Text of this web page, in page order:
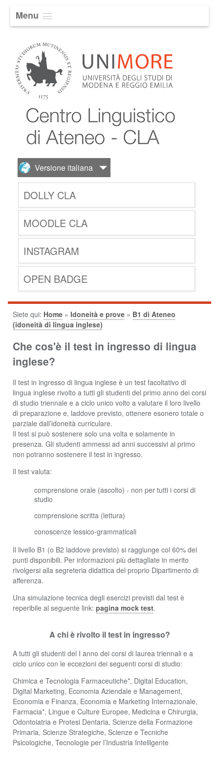
Menu
DOLLY CLA
MOODLE CLA
INSTAGRAM
OPEN BADGE
Siete qui: Home » Idoneità e prove » B1 di Ateneo
(idoneità di lingua inglese)
Che cos'è il test in ingresso di lingua
inglese?
Il test in ingresso di lingua inglese è un test facoltativo di
lingua inglese rivolto a tutti gli studenti del primo anno dei corsi
di studio triennale e a ciclo unico volto a valutare il loro livello
di preparazione e, laddove previsto, ottenere esonero totale o
parziale dall’idoneità curriculare.
Il test si può sostenere solo una volta e solamente in
presenza. Gli studenti ammessi ad anni successivi al primo
non potranno sostenere il test in ingresso.
Il test valuta:
comprensione orale (ascolto) - non per tutti i corsi di
studio
comprensione scritta (lettura)
conoscenze lessico-grammaticali
Il livello B1 (o B2 laddove previsto) si raggiunge col 60% dei
punti disponibili. Per informazioni più dettagliate in merito
rivolgersi alla segreteria didattica del proprio Dipartimento di
afferenza.
Una simulazione tecnica degli esercizi previsti dal test è
reperibile al seguente link: pagina mock test.
A chi è rivolto il test in ingresso?
A tutti gli studenti del I anno dei corsi di laurea triennali e a
ciclo unico con le eccezioni dei seguenti corsi di studio:
Chimica e Tecnologia Farmaceutiche*, Digital Education,
Digital Marketing, Economia Aziendale e Management,
Economia e Finanza, Economia e Marketing Internazionale,
Farmacia*, Lingue e Culture Europee, Medicina e Chirurgia,
Odontoiatria e Protesi Dentaria, Scienze della Formazione
Primaria, Scienze Strategiche, Scienze e Tecniche
Psicologiche, Tecnologie per l’Industria Intelligente